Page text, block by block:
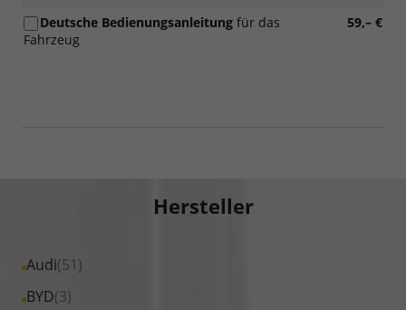
59,– €
Deutsche Bedienungsanleitung für das
Fahrzeug
Hersteller
Audi(51)
Alle
Fahrzeuge
BYD(3)
Alle